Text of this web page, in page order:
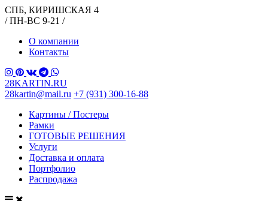
СПБ, КИРИШСКАЯ 4
/ ПН-ВС 9-21 /
О компании
Контакты
28KARTIN.RU
28kartin@mail.ru +7 (931) 300-16-88
Картины / Постеры
Рамки
ГОТОВЫЕ РЕШЕНИЯ
Услуги
Доставка и оплата
Портфолио
Распродажа